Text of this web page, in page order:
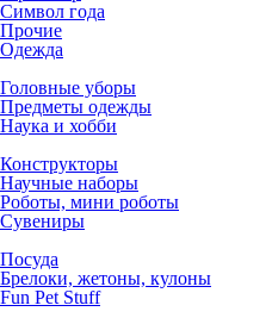
Символ года
Прочие
Одежда
Головные уборы
Предметы одежды
Наука и хобби
Конструкторы
Научные наборы
Роботы, мини роботы
Сувениры
Посуда
Брелоки, жетоны, кулоны
Fun Pet Stuff